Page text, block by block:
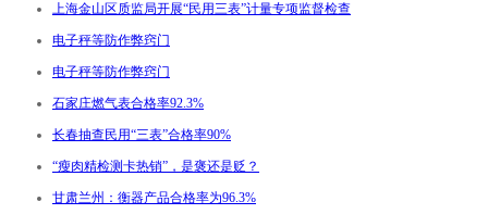
上海金山区质监局开展“民用三表”计量专项监督检查
电子秤等防作弊窍门
电子秤等防作弊窍门
石家庄燃气表合格率92.3%
长春抽查民用“三表”合格率90%
“瘦肉精检测卡热销”，是褒还是贬？
甘肃兰州：衡器产品合格率为96.3%